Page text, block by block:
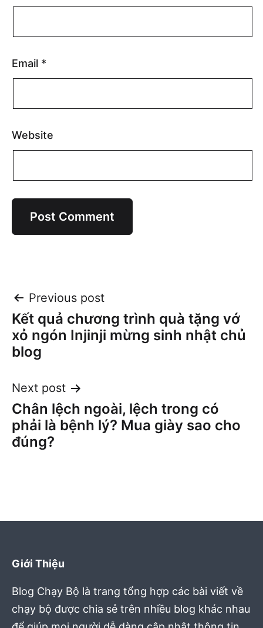
Email *
Website
Post
navigation
Previous post
Kết quả chương trình quà tặng vớ
xỏ ngón Injinji mừng sinh nhật chủ
blog
Next post
Chân lệch ngoài, lệch trong có
phải là bệnh lý? Mua giày sao cho
đúng?
Giới Thiệu
Blog Chạy Bộ là trang tổng hợp các bài viết về
chạy bộ được chia sẻ trên nhiều blog khác nhau